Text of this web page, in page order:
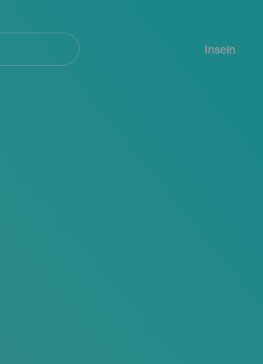
Inseln